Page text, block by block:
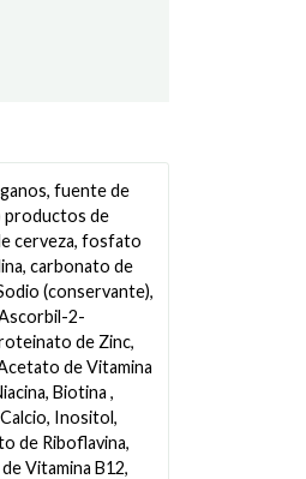
fuente de
productos de
cerveza, fosfato
carbonato de
(conservante),
2-
de Zinc,
de Vitamina
Biotina ,
Inositol,
de Riboflavina,
Vitamina B12,